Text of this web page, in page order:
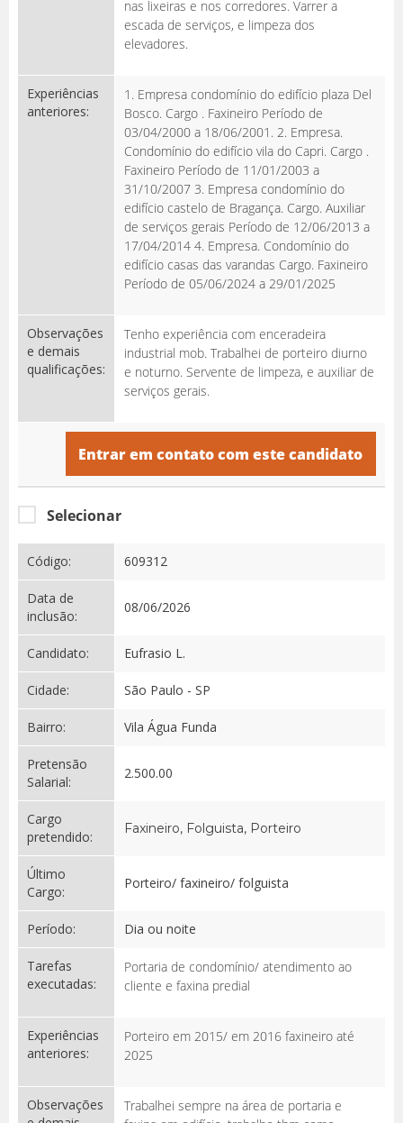
nas lixeiras e nos corredores. Varrer a
escada de serviços, e limpeza dos
elevadores.
Experiências
anteriores:
1. Empresa condomínio do edifício plaza Del
Bosco. Cargo . Faxineiro Período de
03/04/2000 a 18/06/2001. 2. Empresa.
Condomínio do edifício vila do Capri. Cargo .
Faxineiro Período de 11/01/2003 a
31/10/2007 3. Empresa condomínio do
edifício castelo de Bragança. Cargo. Auxiliar
de serviços gerais Período de 12/06/2013 a
17/04/2014 4. Empresa. Condomínio do
edifício casas das varandas Cargo. Faxineiro
Período de 05/06/2024 a 29/01/2025
Observações
e demais
qualificações:
Tenho experiência com enceradeira
industrial mob. Trabalhei de porteiro diurno
e noturno. Servente de limpeza, e auxiliar de
serviços gerais.
Entrar em contato com este candidato
Selecionar
Código: 609312
Data de
inclusão:
08/06/2026
Candidato: Eufrasio L.
Cidade: São Paulo - SP
Bairro: Vila Água Funda
Pretensão
Salarial:
2.500.00
Cargo
pretendido:
Faxineiro, Folguista, Porteiro
Último
Cargo:
Porteiro/ faxineiro/ folguista
Período: Dia ou noite
Tarefas
executadas:
Portaria de condomínio/ atendimento ao
cliente e faxina predial
Experiências
anteriores:
Porteiro em 2015/ em 2016 faxineiro até
2025
Observações
Trabalhei sempre na área de portaria e